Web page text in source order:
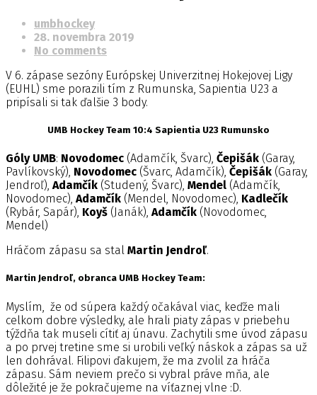
umbhockey
28. novembra 2019
No comments
V 6. zápase sezóny Európskej Univerzitnej Hokejovej Ligy
(EUHL) sme porazili tím z Rumunska, Sapientia U23 a
pripísali si tak ďalšie 3 body.
UMB Hockey Team 10:4 Sapientia U23 Rumunsko
Góly UMB: Novodomec (Adamčík, Švarc), Čepišák (Garay,
Pavlíkovský), Novodomec (Švarc, Adamčík), Čepišák (Garay,
Jendroľ), Adamčík (Studený, Švarc), Mendel (Adamčík,
Novodomec), Adamčík (Mendel, Novodomec), Kadlečík
(Rybár, Sapár), Koyš (Janák), Adamčík (Novodomec,
Mendel)
Hráčom zápasu sa stal Martin Jendroľ.
Martin Jendroľ, obranca UMB Hockey Team:
Myslím, že od súpera každý očakával viac, keďže mali
celkom dobre výsledky, ale hrali piaty zápas v priebehu
týždňa tak museli cítiť aj únavu. Zachytili sme úvod zápasu
a po prvej tretine sme si urobili veľký náskok a zápas sa už
len dohrával. Filipovi ďakujem, že ma zvolil za hráča
zápasu. Sám neviem prečo si vybral práve mňa, ale
dôležité je že pokračujeme na víťaznej vlne :D.